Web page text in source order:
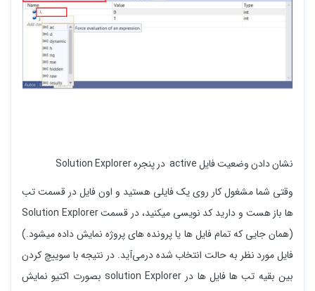
نشان دادن وضعیت فایل active در پنجره Solution Explorer
وقتی شما مشغول کار روی یک فایلی هستید و اون فایل در قسمت تب
ها باز هست و دارید کد نویسی میکنید، در قسمت Solution Explorer
(همان جایی که تمام فایل ها یا پرونده های پروژه نمایش داده میشود.)
فایل مورد نظر به حالت انتخاب شده درمی‌آید. در نتیجه با سوییچ کردن
بین بقیه تب ها فایل ها در solution Explorer بصورت اکتیو نمایش